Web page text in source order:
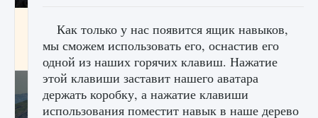
9 августа 2024 0 2
Как только у нас появится ящик навыков,
мы сможем использовать его, оснастив его
одной из наших горячих клавиш. Нажатие
этой клавиши заставит нашего аватара
держать коробку, а нажатие клавиши
использования поместит навык в наше дерево